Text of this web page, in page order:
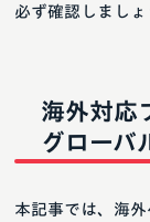
必ず確認しましょ
海外対応
グローバ
本記事では、海